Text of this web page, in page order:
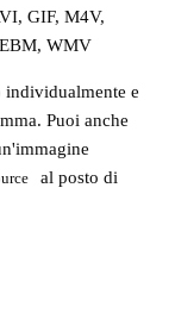
GIF, M4V,
WMV
e
Puoi anche
al posto di